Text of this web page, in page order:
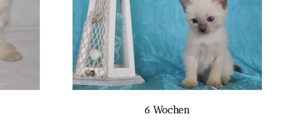
6 Wochen